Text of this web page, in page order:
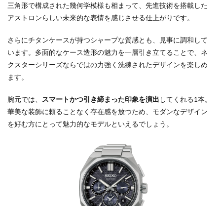
三角形で構成された幾何学模様も相まって、先進技術を搭載した
アストロンらしい未来的な表情を感じさせる仕上がりです。
さらにチタンケースが持つシャープな質感とも、見事に調和して
います。多面的なケース造形の魅力を一層引き立てることで、ネ
クスターシリーズならではの力強く洗練されたデザインを楽しめ
ます。
腕元では、 スマートかつ引き締まった印象を演出 してくれる1本。
華美な装飾に頼ることなく存在感を放つため、モダンなデザイン
を好む方にとって魅力的なモデルといえるでしょう。